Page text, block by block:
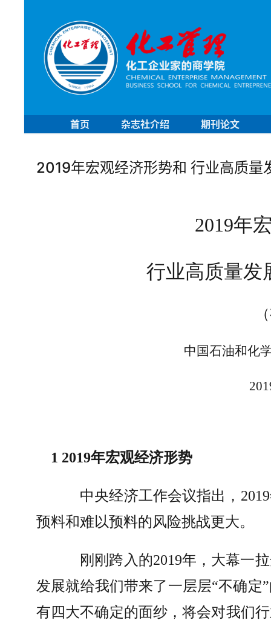
首页 杂志社介绍 期刊论文
2019年宏观经济形势和 行业高质量
2019年
行业高质量发
中国石油和化
1 2019年宏观经济形势
中央经济工作会议指出， 2019
预料和难以预料的风险挑战更大。
刚刚跨入的2019年，大幕一
发展就给我们带来了一层层“不确定”
有四大不确定的面纱，将会对我们